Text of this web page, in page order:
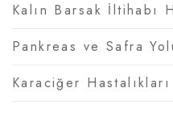
Kalın Barsak İltihabı
Pankreas ve Safra
Karaciğer Hastalıkları